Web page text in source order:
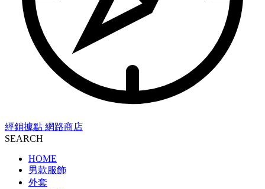
經銷據點 網路商店
SEARCH
HOME
男款服飾
外套